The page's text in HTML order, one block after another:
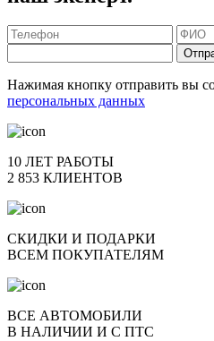
Нажимая кнопку отправить вы
персональных данных
10 ЛЕТ РАБОТЫ
2 853 КЛИЕНТОВ
СКИДКИ И ПОДАРКИ
ВСЕМ ПОКУПАТЕЛЯМ
ВСЕ АВТОМОБИЛИ
В НАЛИЧИИ И С ПТС